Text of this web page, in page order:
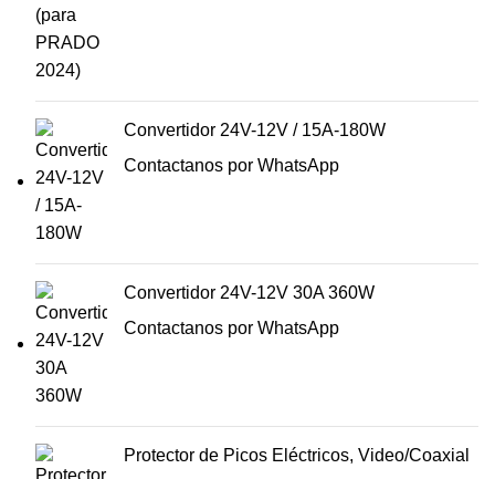
Convertidor 24V-12V / 15A-180W
Contactanos por WhatsApp
Convertidor 24V-12V 30A 360W
Contactanos por WhatsApp
Protector de Picos Eléctricos, Video/Coaxial